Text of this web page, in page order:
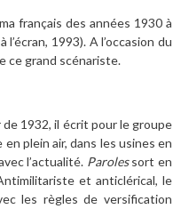
français des années 1930 à
1993). A l’occasion du
ce grand scénariste.
1932, il écrit pour le groupe
plein air, dans les usines en
l’actualité. Parolessort en
et anticlérical, le
les règles de versification